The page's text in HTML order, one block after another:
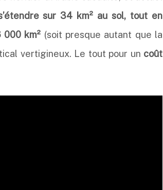
sur 34 km² au sol, tout en
km² (soit presque autant que la
vertigineux. Le tout pour un coût